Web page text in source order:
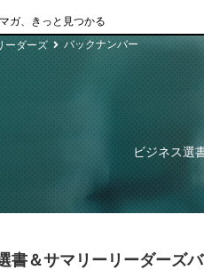
ガ、きっと見つかる
ーダーズ バックナンバー
ビジネス選
書＆サマリーリーダーズ